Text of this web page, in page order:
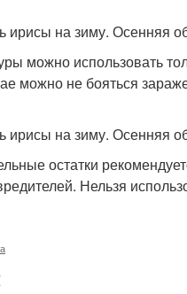
можно использовать
можно не бояться
остатки
Нельзя